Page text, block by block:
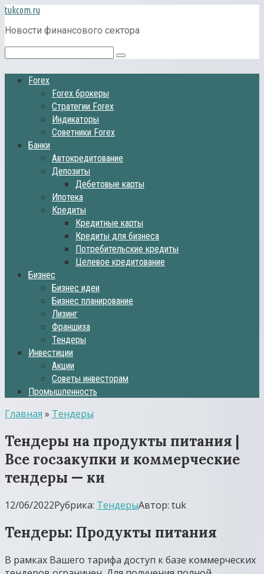
Перейти
к
контенту
tukcom.ru
Новости финансового сектора
Поиск:
Forex
Forex брокеры
Стратегии Forex
Индикаторы
Советники Forex
Банки
Автокредитование
Депозиты
Дебетовые карты
Ипотека
Кредиты
Кредитные карты
Кредиты для бизнеса
Потребительские кредиты
Целевое кредитование
Бизнес
Бизнес идеи
Бизнес планирование
Лизинг
Франшиза
Тендеры
Инвестиции
Акции
Советы инвесторам
Промышленность
Главная » Тендеры
Тендеры на продукты питания |
Все госзакупки и коммерческие
тендеры — ки
12/06/2022Рубрика: ТендерыАвтор: tuk
Тендеры: Продукты питания
В рамках Вашего тарифа доступ к базе коммерческих